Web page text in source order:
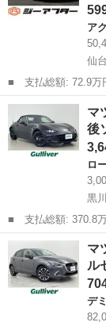
ア
仙
■ 支払総額: 72.9万円 ■ 車両本体価格： 599,000 円 ■ メーカー
名： マツダ ■ 車
Ｄ 禁煙車 サンル
ウンド バッ...
宮城 仙台市
マ
後
ロ
黒
■ 支払総額: 370.8万円 ■ 車両本体価格： 3,645,000 円 ■ メーカ
ー名： マツダ ■
Ｓ ６ＭＴ ＢＳＭ
ＲＯシート...
宮城 黒川郡
マ
ル
デ